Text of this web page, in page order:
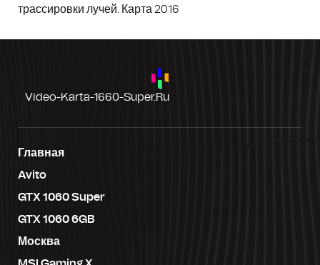
трассировки лучей. Карта 2016
Video-Karta-1660-Super.ru
Главная
Avito
GTX 1060 Super
GTX 1060 6GB
Москва